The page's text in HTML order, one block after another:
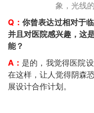
象，光线
Q： 你曾表达过相对于
并且对医院感兴趣，这
能？
A： 是的，我觉得医院
在这样，让人觉得阴森
展设计合作计划。